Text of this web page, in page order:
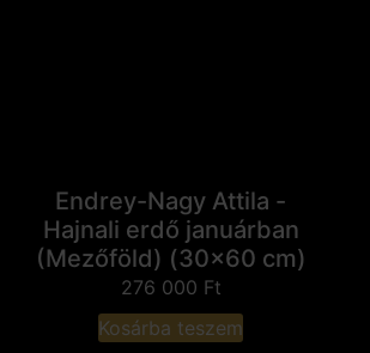
Endrey-Nagy Attila -
Hajnali erdő januárban
(Mezőföld) (30x60 cm)
276 000 Ft
Kosárba teszem